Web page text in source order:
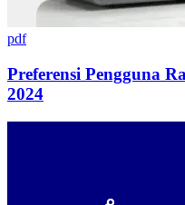
pdf
Preferensi Pengguna
2024